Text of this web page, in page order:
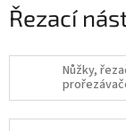
Řezací
Nůžky,